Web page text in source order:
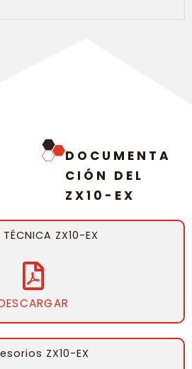
DOCUMENTA
CIÓN DEL
ZX10-EX
TÉCNICA ZX10-EX
ZX10-EX